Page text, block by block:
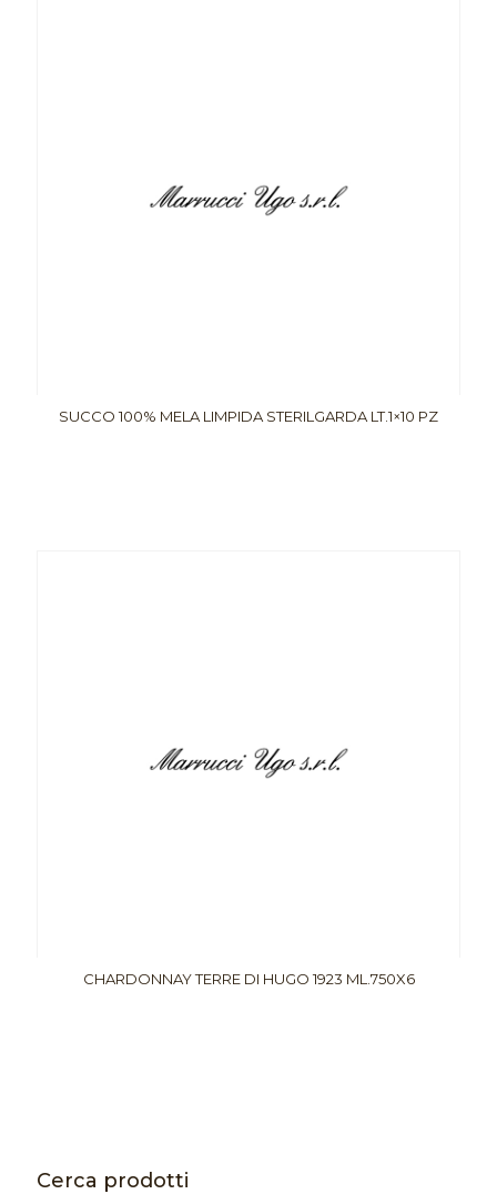
SUCCO 100% MELA LIMPIDA STERILGARDA LT.1×10 PZ
CHARDONNAY TERRE DI HUGO 1923 ML.750X6
Cerca prodotti